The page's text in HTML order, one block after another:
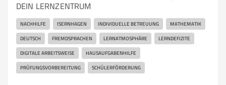
DEIN LERNZENTRUM
NACHHILFE ISERNHAGEN INDIVIDUELLE BETREUUNG MATHEMATIK
DEUTSCH FREMDSPRACHEN LERNATMOSPHÄRE LERNDEFIZITE
DIGITALE ARBEITSWEISE HAUSAUFGABENHILFE
PRÜFUNGSVORBEREITUNG SCHÜLERFÖRDERUNG